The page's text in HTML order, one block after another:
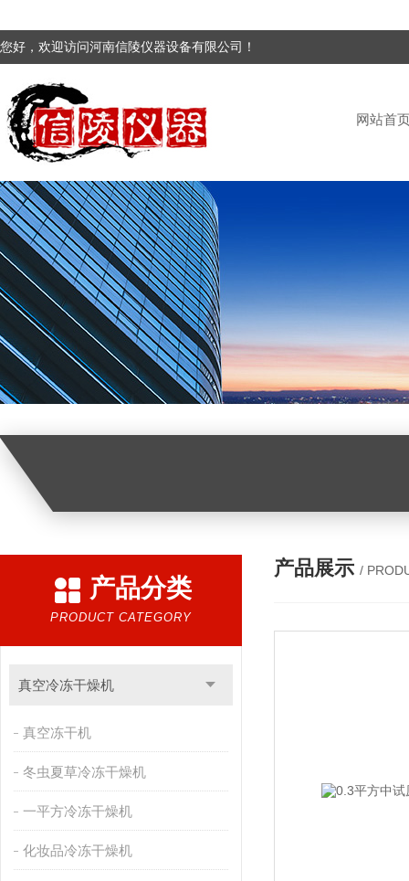
您好，欢迎访问河南信陵仪器设备有限公司！
网站首
产品分类
PRODUCT CATEGORY
真空冷冻干燥机
真空冻干机
冬虫夏草冷冻干燥机
一平方冷冻干燥机
化妆品冷冻干燥机
产品展示 /